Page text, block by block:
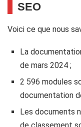
SEO
Voici ce que nous
La
de mars 2024 ;
2 596 modules
documentation
Les documents